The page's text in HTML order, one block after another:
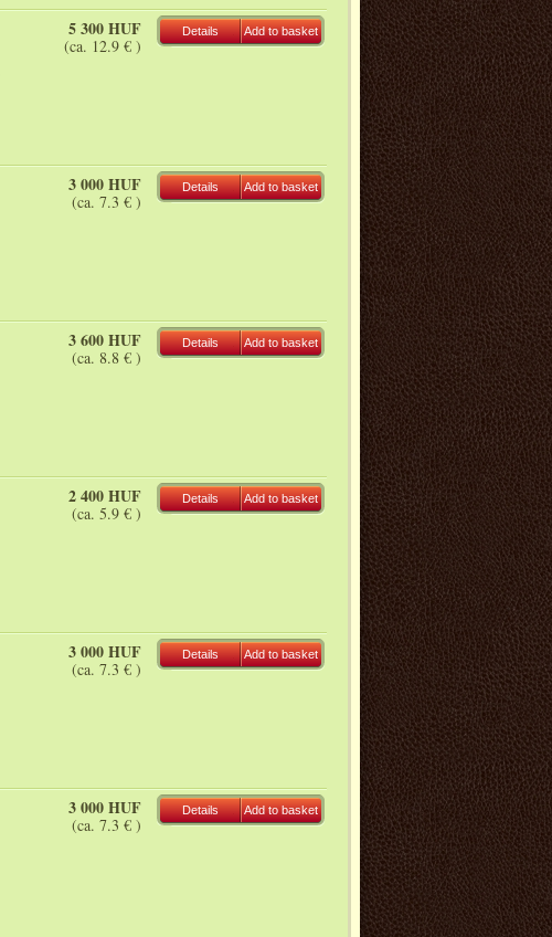
5 300 HUF
(ca. 12.9 € )
Details Add to basket
3 000 HUF
(ca. 7.3 € )
Details Add to basket
3 600 HUF
(ca. 8.8 € )
Details Add to basket
2 400 HUF
(ca. 5.9 € )
Details Add to basket
3 000 HUF
(ca. 7.3 € )
Details Add to basket
3 000 HUF
(ca. 7.3 € )
Details Add to basket